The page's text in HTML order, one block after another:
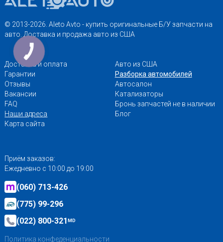
© 2013-2026. Aleto Avto - купить оригинальные Б/У запчасти на
авто. Доставка и продажа авто из США
Доставка и оплата
Гарантии
Отзывы
Вакансии
FAQ
Наши адреса
Карта сайта
Авто из США
Разборка автомобилей
Автосалон
Катализаторы
Бронь запчастей не в наличии
Блог
Приём заказов:
Ежедневно с 10:00 до 19:00
(060) 713-426
(775) 99-296
(022) 800-321MD
Политика конфеденциальности